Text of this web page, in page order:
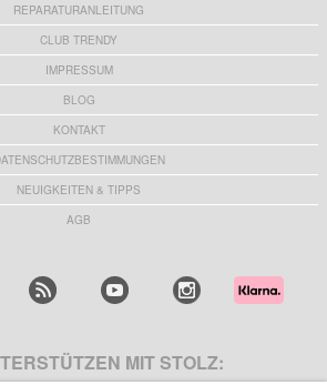
REPARATURANLEITUNG
CLUB TRENDY
IMPRESSUM
BLOG
KONTAKT
NEUIGKEITEN & TIPPS
AGB
MIT STOLZ: